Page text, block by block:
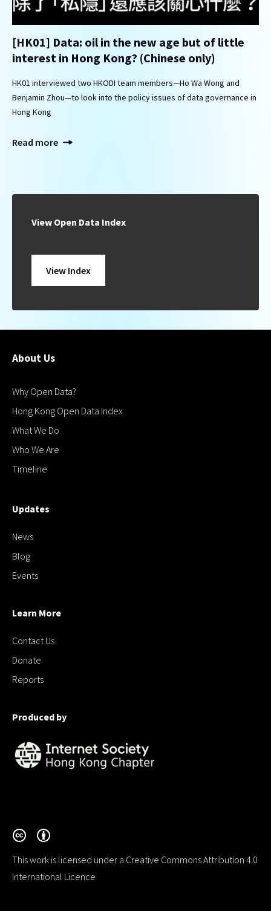
[HK01] Data: oil in the new age but of little
interest in Hong Kong? (Chinese only)
HK01 interviewed two HKODI team members—Ho Wa Wong and
Benjamin Zhou—to look into the policy issues of data governance in
Hong Kong
Read more
View Open Data Index
View Index
About Us
Why Open Data?
Hong Kong Open Data Index
What We Do
Who We Are
Timeline
Updates
News
Blog
Events
Learn More
Contact Us
Donate
Reports
Produced by
This work is licensed under a Creative Commons Attribution 4.0
International Licence